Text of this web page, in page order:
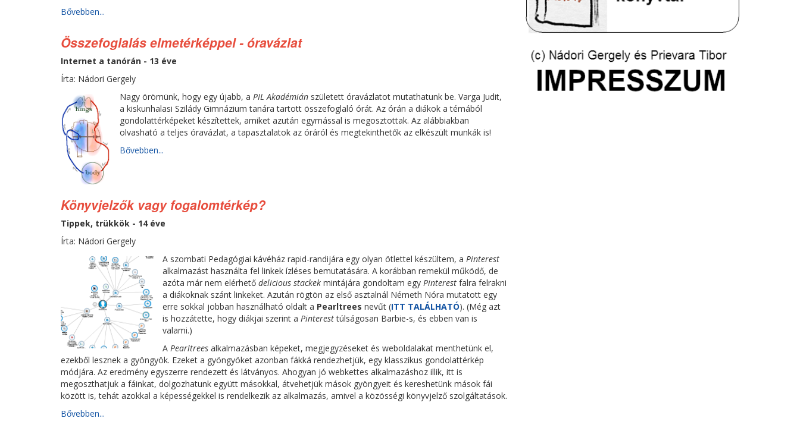
Bővebben...
Összefoglalás elmetérképpel - óravázlat
Internet a tanórán - 13 éve
Írta: Nádori Gergely
Nagy örömünk, hogy egy újabb, aPIL Akadémián született óravázlatot mutathatunk be. Varga Judit,
a kiskunhalasi Szilády Gimnázium tanára tartott összefoglaló órát. Az órán a diákok a témából
gondolattérképeket készítettek, amiket azután egymással is megosztottak. Az alábbiakban
olvasható a teljes óravázlat, a tapasztalatok az óráról és megtekinthetők az elkészült munkák is!
Bővebben...
Könyvjelzők vagy fogalomtérkép?
Tippek, trükkök - 14 éve
Írta: Nádori Gergely
A szombati Pedagógiai kávéház rapid-randijára egy olyan ötlettel készültem, a Pinterest
alkalmazást használta fel linkek ízléses bemutatására. A korábban remekül működő, de
azóta már nem elérhető delicious stackekmintájára gondoltam egy Pinterestfalra felrakni
a diákoknak szánt linkeket. Azután rögtön az első asztalnál Németh Nóra mutatott egy
erre sokkal jobban használható oldalt a Pearltrees nevűt (ITT TALÁLHATÓ). (Még azt
is hozzátette, hogy diákjai szerint a Pinteresttúlságosan Barbie-s, és ebben van is
valami.)
A Pearltreesalkalmazásban képeket, megjegyzéseket és weboldalakat menthetünk el,
ezekből lesznek a gyöngyök. Ezeket a gyöngyöket azonban fákká rendezhetjük, egy klasszikus gondolattérkép
módjára. Az eredmény egyszerre rendezett és látványos. Ahogyan jó webkettes alkalmazáshoz illik, itt is
megoszthatjuk a fáinkat, dolgozhatunk együtt másokkal, átvehetjük mások gyöngyeit és kereshetünk mások fái
között is, tehát azokkal a képességekkel is rendelkezik az alkalmazás, amivel a közösségi könyvjelző szolgáltatások.
Bővebben...